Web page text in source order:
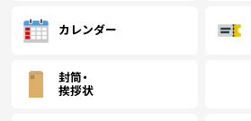
カレンダー
封筒・
挨拶状